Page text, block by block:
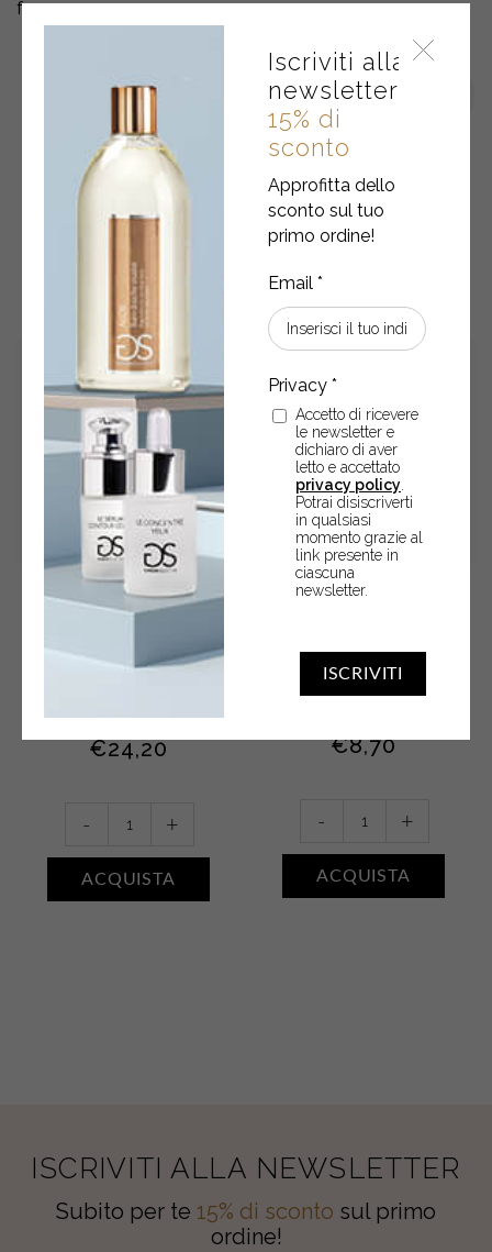
Iscriviti alla
newsletter
15% di
sconto
Approfitta dello
sconto sul tuo
primo ordine!
ISCRIVITI
Accetto di ricevere
le newsletter e
dichiaro di aver
letto e accettato
privacy policy
Potrai disiscriverti
in qualsiasi
momento grazie al
link presente in
ciascuna
newsletter.
fragranza.
POTREBBERO ANCHE
INTERESSARTI
Bain Douche Vitalité •
Bagnodoccia con estratto di
€24,20
- +
ACQUISTA
Gel doccia 250 ml
€8,70
FIORI
- +
ACQUISTA
ISCRIVITI ALLA NEWSLETTER
Subito per te 15% di sconto sul primo
ordine!